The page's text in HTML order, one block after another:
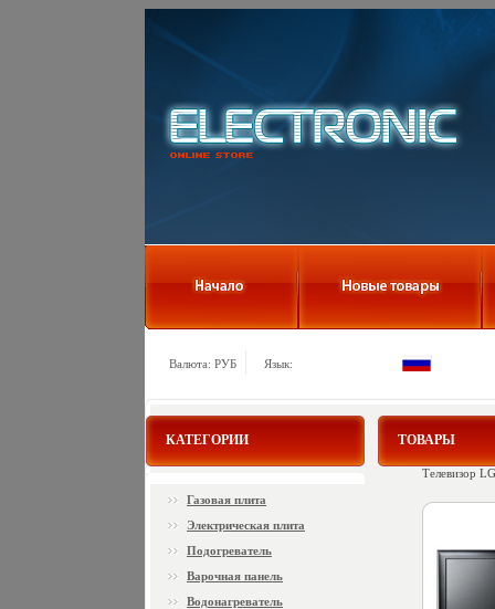
Валюта: РУБ Язык:
КАТЕГОРИИ
Газовая плита
Электрическая плита
Подогреватель
Варочная панель
Водонагреватель
ТОВАРЫ
Телевизор